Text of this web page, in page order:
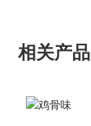
相关产品